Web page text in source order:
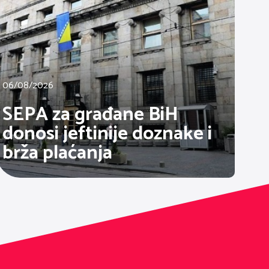
06/08/2026
SEPA za građane BiH
donosi jeftinije doznake i
brža plaćanja